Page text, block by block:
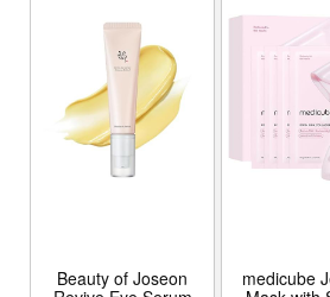
Beauty of Joseon
medicube